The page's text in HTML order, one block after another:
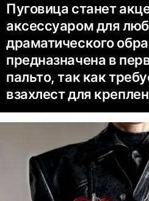
Пуговица станет
аксессуаром для
драматического
предназначена в
пальто, так как
взахлест для